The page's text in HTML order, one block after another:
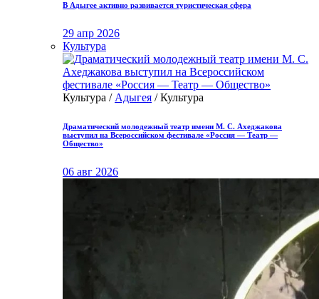
В Адыгее активно развивается туристическая сфера
29 апр 2026
Культура
Культура / Адыгея / Культура
Драматический молодежный театр имени М. С. Ахеджакова
выступил на Всероссийском фестивале «Россия — Театр —
Общество»
06 авг 2026